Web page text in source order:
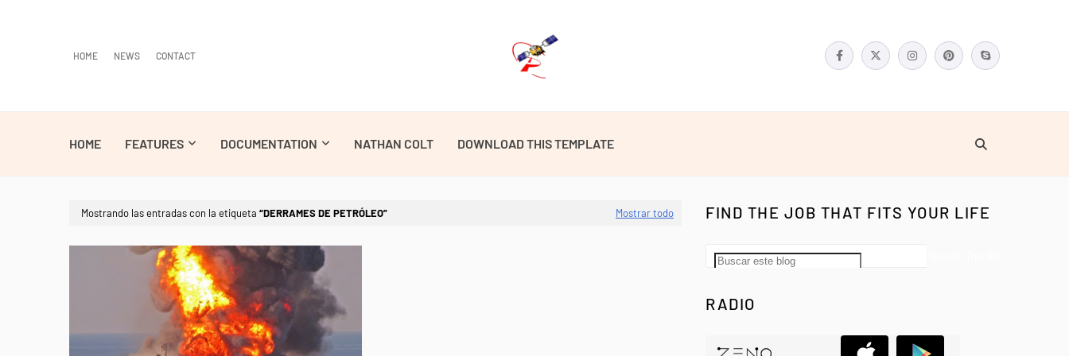
HOME NEWS CONTACT
HOME FEATURES DOCUMENTATION NATHAN COLT DOWNLOAD THIS TEMPLATE
Mostrando las entradas con la etiqueta DERRAMES DE PETRÓLEO Mostrar todo FIND THE JOB THAT FITS YOUR LIFE
RADIO